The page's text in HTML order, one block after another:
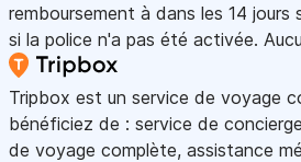
remboursement à dans les 14
si la police n'a pas été activée.
Tripbox est un service de voyage
bénéficiez de : service de
de voyage complète, assistance